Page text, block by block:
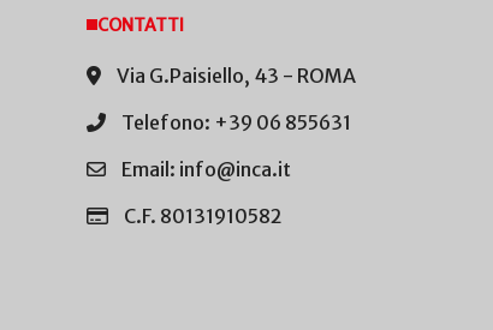
CONTATTI
Via G.Paisiello, 43 - ROMA
Telefono: +39 06 855631
Email: info@inca.it
C.F. 80131910582